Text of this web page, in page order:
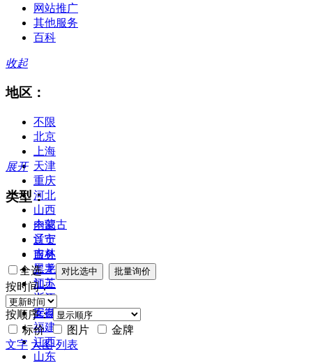
网站推广
其他服务
百科
收起
地区：
不限
北京
上海
天津
重庆
河北
山西
内蒙古
辽宁
吉林
黑龙江
江苏
浙江
安徽
福建
江西
山东
展开
类型：
全部
首页
服务
二手
加工
合作
库存
全选
按时间：
按顺序：
标价
图片
金牌
文字 大图 列表